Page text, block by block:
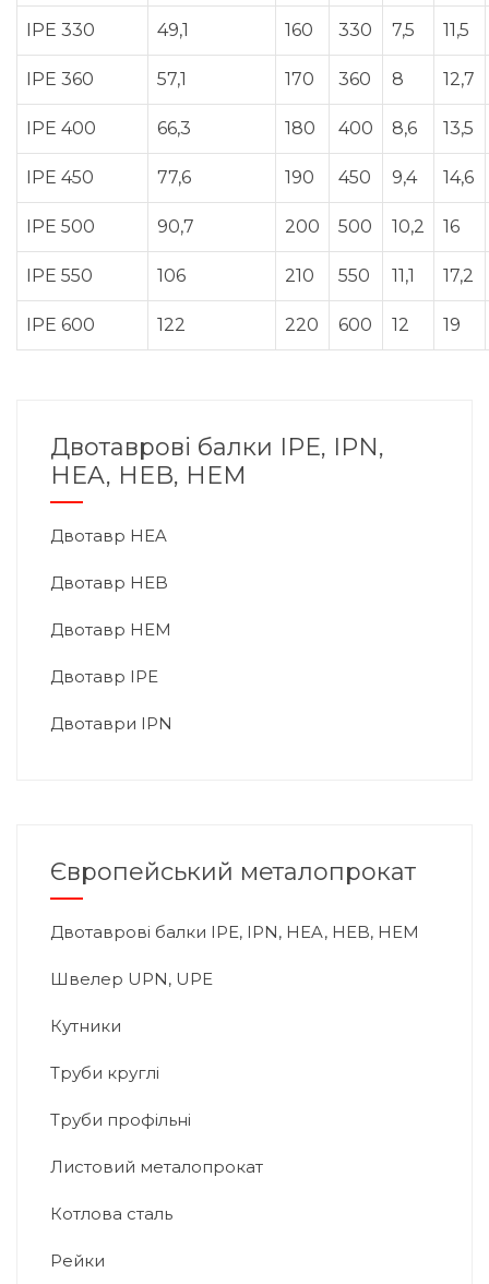
IPE 330 49,1 160 330 7,5 11,5
IPE 360 57,1 170 360 8 12,7
IPE 400 66,3 180 400 8,6 13,5
IPE 450 77,6 190 450 9,4 14,6
IPE 500 90,7 200 500 10,2 16
IPE 550 106 210 550 11,1 17,2
IPE 600 122 220 600 12 19
Двотаврові балки IPE, IPN,
HEA, HEB, HEM
Двотавр HEA
Двотавр HEB
Двотавр HEM
Двотавр IPE
Двотаври IPN
Європейський металопрокат
Двотаврові балки IPE, IPN, HEA, HEB, HEM
Швелер UPN, UPE
Кутники
Труби круглі
Труби профільні
Листовий металопрокат
Котлова сталь
Рейки